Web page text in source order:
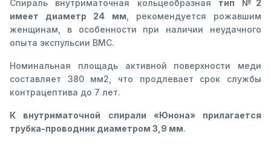
Спираль внутриматочная кольцеобразная тип №2
имеет диаметр 24 мм , рекомендуется рожавшим
женщинам, в особенности при наличии неудачного
опыта экспульсии ВМС.
Номинальная площадь активной поверхности меди
составляет 380 мм2, что продлевает срок службы
контрацептива до 7 лет.
К внутриматочной спирали «Юнона» прилагается
трубка-проводник диаметром 3,9 мм.